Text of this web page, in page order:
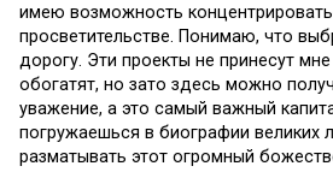
имею возможность
просветительстве. Понимаю, что
дорогу. Эти проекты не принесут
обогатят, но зато здесь можно
уважение, а это самый важный
погружаешься в биографии великих
разматывать этот огромный